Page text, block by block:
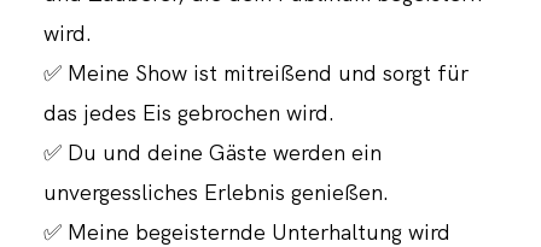
wird.
✅ Meine Show ist mitreißend und sorgt für
das jedes Eis gebrochen wird.
✅ Du und deine Gäste werden ein
unvergessliches Erlebnis genießen.
✅ Meine begeisternde Unterhaltung wird